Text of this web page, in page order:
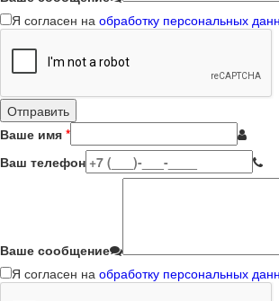
Я согласен на обработку персональных
Ваше имя *
Ваш телефон
Ваше сообщение
Я согласен на обработку персональных